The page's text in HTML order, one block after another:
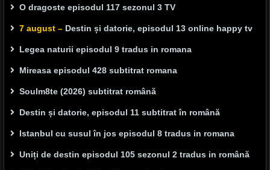
O dragoste episodul 117 sezonul 3 TV
7 august – Destin și datorie, episodul 13 online happy tv
Legea naturii episodul 9 tradus in romana
Mireasa episodul 428 subtitrat romana
Soulm8te (2026) subtitrat română
Destin și datorie, episodul 11 subtitrat în română
Istanbul cu susul în jos episodul 8 tradus in romana
Uniți de destin episodul 105 sezonul 2 tradus in română